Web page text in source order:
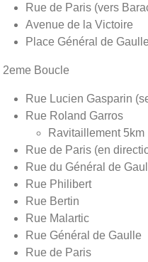
Rue de Paris (vers
Avenue de la Victoire
Place Général de Gaulle
2eme Boucle
Rue Lucien Gasparin
Rue Roland Garros
Ravitaillement 5km
Rue de Paris (en
Rue du Général de
Rue Philibert
Rue Bertin
Rue Malartic
Rue Général de Gaulle
Rue de Paris